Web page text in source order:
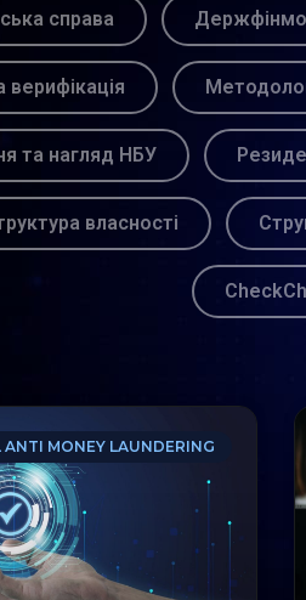
справа
верифікація
та нагляд НБУ
власності
ANTI MONEY LAUNDERING